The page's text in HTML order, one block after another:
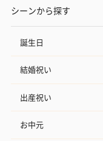
シーンから探す
誕生日
結婚祝い
出産祝い
お中元